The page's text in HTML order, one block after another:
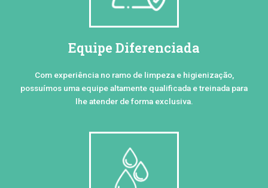
Equipe Diferenciada
Com experiência no ramo de limpeza e higienização,
possuímos uma equipe altamente qualificada e treinada para
lhe atender de forma exclusiva.